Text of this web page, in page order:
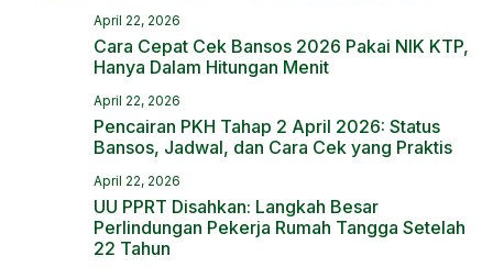
April 22, 2026
Cara Cepat Cek Bansos 2026 Pakai NIK KTP,
Hanya Dalam Hitungan Menit
April 22, 2026
Pencairan PKH Tahap 2 April 2026: Status
Bansos, Jadwal, dan Cara Cek yang Praktis
April 22, 2026
UU PPRT Disahkan: Langkah Besar
Perlindungan Pekerja Rumah Tangga Setelah
22 Tahun